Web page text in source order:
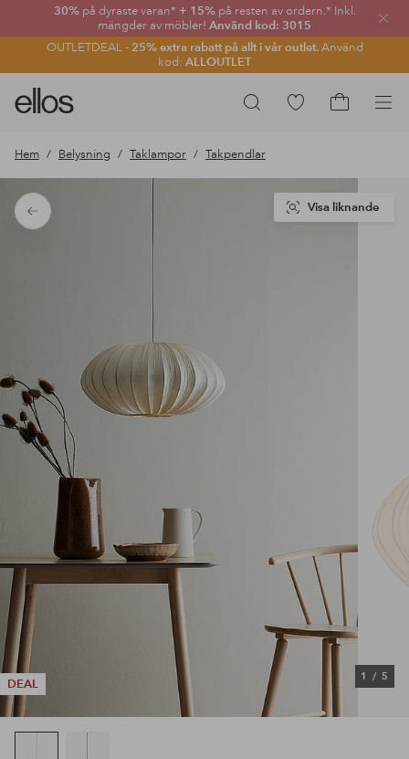
30% på dyraste varan* + 15% på resten av ordern.* Inkl.
mängder av möbler! Använd kod: 3015
OUTLETDEAL - 25% extra rabatt på allt i vår outlet.Använd
kod: ALLOUTLET
Sök
Ellos
logotyp
gå
förstasidan
Gå
Hem Belysning Taklampor Takpendlar
Tillbaka
DEAL
1 / 5
Visa liknande